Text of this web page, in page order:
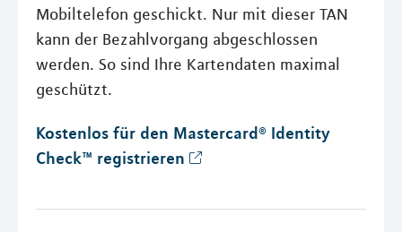
Mobiltelefon geschickt. Nur mit dieser TAN
kann der Bezahlvorgang abgeschlossen
werden. So sind Ihre Kartendaten maximal
geschützt.
Kostenlos für den Mastercard® Identity
Check™ registrieren